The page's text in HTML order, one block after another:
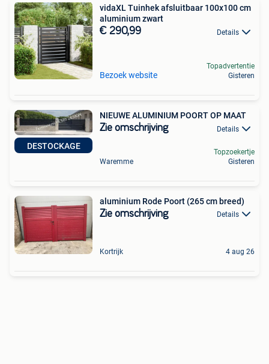
vidaXL Tuinhek afsluitbaar 100x100 cm
aluminium zwart
€ 290,99 Details
Bezoek website
Topadvertentie
Gisteren
DESTOCKAGE
NIEUWE ALUMINIUM POORT OP MAAT
Zie omschrijving Details
Waremme
Topzoekertje
Gisteren
aluminium Rode Poort (265 cm breed)
Zie omschrijving Details
Kortrijk 4 aug 26